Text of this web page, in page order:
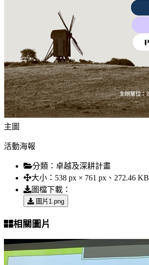
主圖
活動海報
分類： 卓越及深耕計畫
大小： 538 px × 761 px、272.46 KB
圖檔下載：
圖片1.png
相關圖片